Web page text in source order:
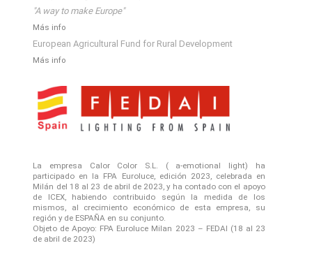
"A way to make Europe"
Más info
European Agricultural Fund for Rural Development
Más info
La empresa Calor Color S.L. ( a-emotional light) ha
participado en la FPA Euroluce, edición 2023, celebrada en
Milán del 18 al 23 de abril de 2023, y ha contado con el apoyo
de ICEX, habiendo contribuido según la medida de los
mismos, al crecimiento económico de esta empresa, su
región y de ESPAÑA en su conjunto.
Objeto de Apoyo: FPA Euroluce Milan 2023 – FEDAI (18 al 23
de abril de 2023)